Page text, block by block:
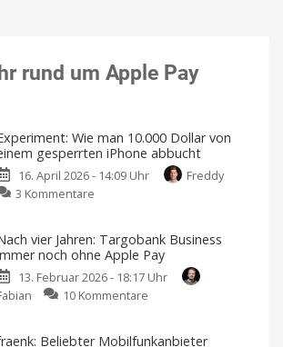
rund um Apple Pay
Wie man 10.000 Dollar von
gesperrten iPhone abbucht
16. April 2026 - 14:09 Uhr
Freddy
3 Kommentare
man
10.000
Dollar
von
vier Jahren: Targobank Business
noch ohne Apple Pay
13. Februar 2026 - 18:17 Uhr
10 Kommentare
Beliebter Mobilfunkanbieter